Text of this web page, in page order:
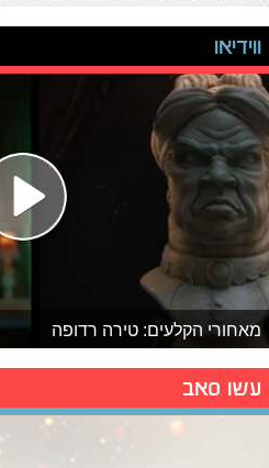
ווידיאו
מאחורי הקלעים: טירה רדופה
עשו סאב